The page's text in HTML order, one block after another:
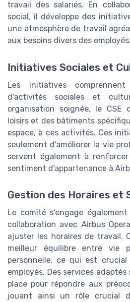
travail des salariés. En
social, il développe des
une atmosphère de travail
aux besoins divers des employés.
Initiatives Sociales et
Les initiatives
d'activités sociales et
organisation soignée, le CSE
loisirs et des bâtiments
espace, à ces activités. Ces
seulement d’améliorer la vie
servent également à
sentiment d'appartenance à
Gestion des Horaires et
Le comité s'engage
collaboration avec Airbus
ajuster les horaires de travail.
meilleur équilibre entre vie
personnelle, ce qui est
employés. Des services
place pour répondre aux
jouant ainsi un rôle crucial